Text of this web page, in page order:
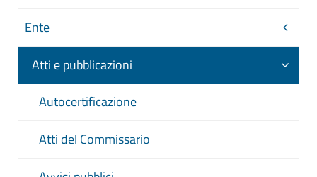
Ente
Atti e pubblicazioni
Autocertificazione
Atti del Commissario